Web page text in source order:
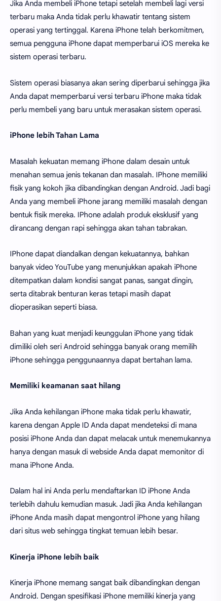
Jika Anda membeli iPhone tetapi setelah membeli lagi versi
terbaru maka Anda tidak perlu khawatir tentang sistem
operasi yang tertinggal. Karena iPhone telah berkomitmen,
semua pengguna iPhone dapat memperbarui iOS mereka ke
sistem operasi terbaru.
Sistem operasi biasanya akan sering diperbarui sehingga jika
Anda dapat memperbarui versi terbaru iPhone maka tidak
perlu membeli yang baru untuk merasakan sistem operasi.
iPhone lebih Tahan Lama
Masalah kekuatan memang iPhone dalam desain untuk
menahan semua jenis tekanan dan masalah. IPhone memiliki
fisik yang kokoh jika dibandingkan dengan Android. Jadi bagi
Anda yang membeli iPhone jarang memiliki masalah dengan
bentuk fisik mereka. IPhone adalah produk eksklusif yang
dirancang dengan rapi sehingga akan tahan tabrakan.
IPhone dapat diandalkan dengan kekuatannya, bahkan
banyak video YouTube yang menunjukkan apakah iPhone
ditempatkan dalam kondisi sangat panas, sangat dingin,
serta ditabrak benturan keras tetapi masih dapat
dioperasikan seperti biasa.
Bahan yang kuat menjadi keunggulan iPhone yang tidak
dimiliki oleh seri Android sehingga banyak orang memilih
iPhone sehingga penggunaannya dapat bertahan lama.
Memiliki keamanan saat hilang
Jika Anda kehilangan iPhone maka tidak perlu khawatir,
karena dengan Apple ID Anda dapat mendeteksi di mana
posisi iPhone Anda dan dapat melacak untuk menemukannya
hanya dengan masuk di webside Anda dapat memonitor di
mana iPhone Anda.
Dalam hal ini Anda perlu mendaftarkan ID iPhone Anda
terlebih dahulu kemudian masuk. Jadi jika Anda kehilangan
iPhone Anda masih dapat mengontrol iPhone yang hilang
dari situs web sehingga tingkat temuan lebih besar.
Kinerja iPhone lebih baik
Kinerja iPhone memang sangat baik dibandingkan dengan
Android. Dengan spesifikasi iPhone memiliki kinerja yang